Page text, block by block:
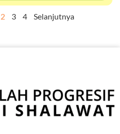
2 3 4 Selanjutnya